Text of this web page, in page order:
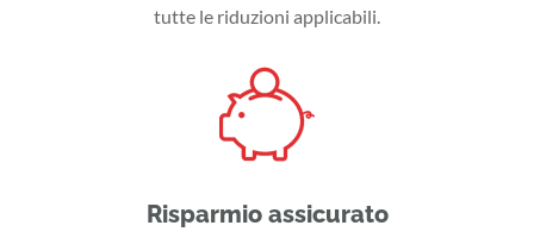
tutte le riduzioni applicabili.
Risparmio assicurato